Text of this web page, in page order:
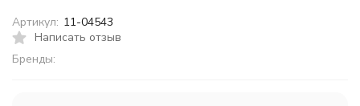
Написать отзыв
Бренды:
Артикул: 11-04543